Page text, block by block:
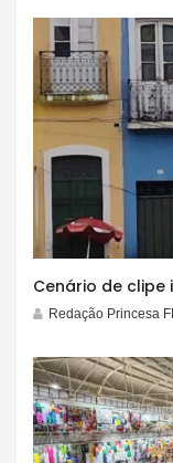
Redação Princesa